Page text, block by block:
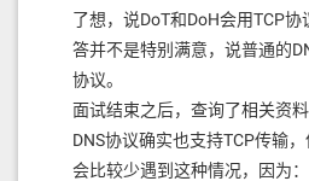
了想，说DoT和DoH会用TCP
答并不是特别满意，说普通的
协议。
面试结束之后，查询了相关资
DNS协议确实也支持TCP传输
会比较少遇到这种情况，因为：